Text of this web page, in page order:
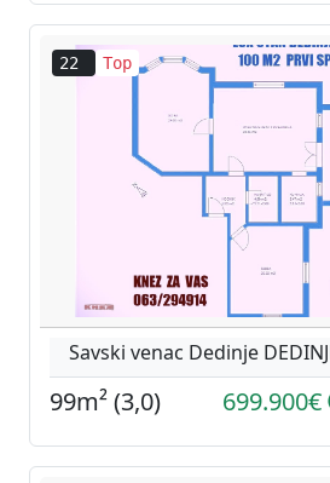
22 Top
Savski venac Dedinje
99m² (3,0) 699.900€